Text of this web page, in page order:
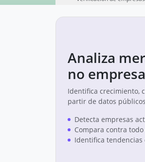
Analiza
no
Identifica crecimiento,
partir de datos
Detecta empresas
Compara contra
Identifica tendencias